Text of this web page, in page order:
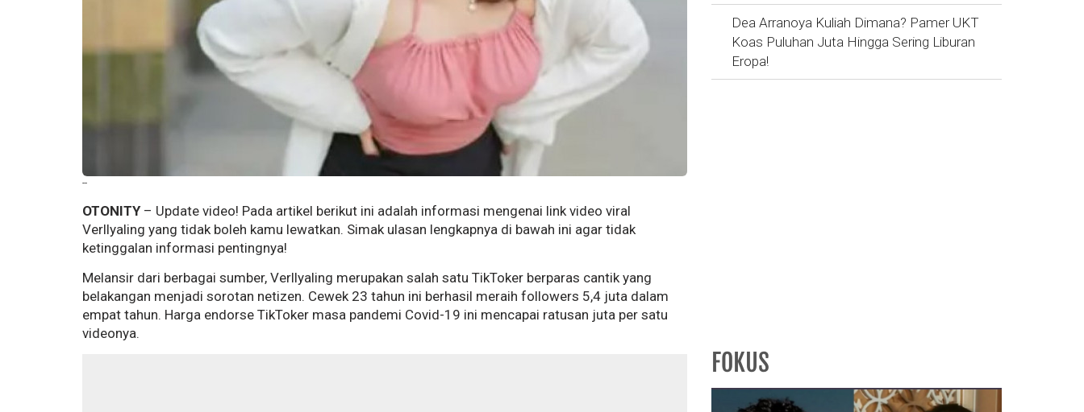
--
OTONITY– Update video! Pada artikel berikut ini adalah informasi mengenai link video viral
Verllyaling yang tidak boleh kamu lewatkan. Simak ulasan lengkapnya di bawah ini agar tidak
ketinggalan informasi pentingnya!
Melansir dari berbagai sumber, Verllyaling merupakan salah satu TikToker berparas cantik yang
belakangan menjadi sorotan netizen. Cewek 23 tahun ini berhasil meraih followers 5,4 juta dalam
empat tahun. Harga endorse TikToker masa pandemi Covid-19 ini mencapai ratusan juta per satu
videonya.
Dea Arranoya Kuliah Dimana? Pamer UKT
Koas Puluhan Juta Hingga Sering Liburan
Eropa!
FOKUS